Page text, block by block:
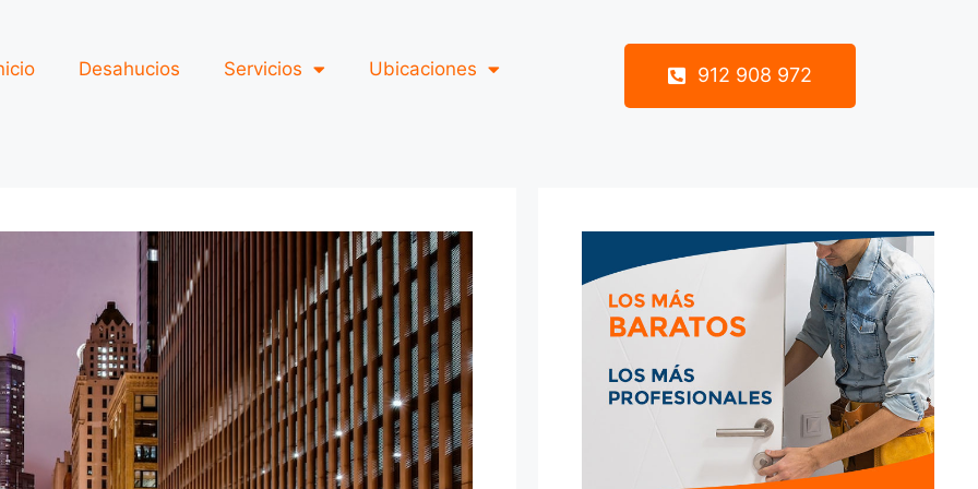
Desahucios Servicios Ubicaciones 912 908 972